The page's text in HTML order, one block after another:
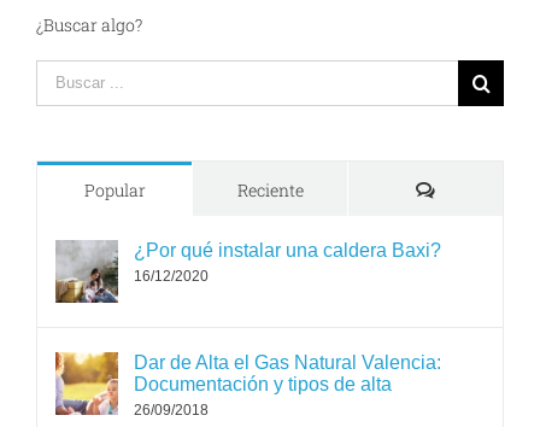
¿Buscar algo?
Search
for:
Popular Reciente Comments
¿Por qué instalar una caldera Baxi?
16/12/2020
Dar de Alta el Gas Natural Valencia:
Documentación y tipos de alta
26/09/2018